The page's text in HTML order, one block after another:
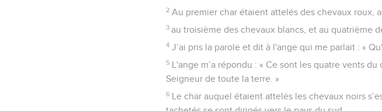
2 Au premier char étaient attelés des chevaux roux,
3 au troisième des chevaux blancs, et au quatrième
4 J’ai pris la parole et dit à l'ange qui me parlait : «
5 L'ange m’a répondu : « Ce sont les quatre vents
Seigneur de toute la terre. »
6 Le char auquel étaient attelés les chevaux noirs